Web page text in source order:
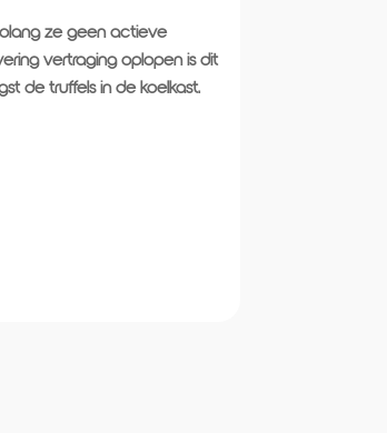
ze geen actieve
vertraging oplopen is dit
de truffels in de koelkast.